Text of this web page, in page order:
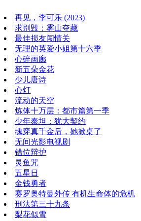
再见，李可乐 (2023)
求别毁：雾山夺藏
最佳损友闯情关
无理的英爱小姐第十六季
心碎画廊
新五朵金花
少儿唐诗
心灯
流动的天空
炼体十万层：都市篇第一季
少年泰坦：犹大契约
魂穿真千金后，她掀桌了
无间光影电视剧
错位辩护
灵鱼咒
五星日
金钱勇者
赛罗奥特曼外传 有机生命体的危机
刑法第三十九条
梨花似雪